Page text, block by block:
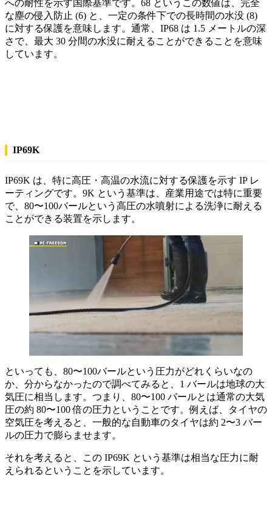
への耐性を示す国際基準です。68 というこの数値は、完全
な塵の侵入防止 (6) と、一定の条件下での長時間の水没 (8)
に対する保護を意味します。通常、IP68 は 1.5 メートルの深
さで、最大 30 分間の水没に耐えることができることを意味
しています。
IP69K
IP69K は、特に高圧・高温の水流に対する保護を示す IP レ
ーティングです。9K という基準は、産業用途では特に重要
で、80〜100バールという高圧の水噴射による洗浄に耐える
ことができる装置を示します。
といっても、80〜100バールという圧力がどれくらいなの
か、分からなかったので調べてみると、1 バールは地球の大
気圧に相当します。つまり、80〜100 バールとは通常の大気
圧の約 80〜100 倍の圧力ということです。例えば、タイヤの
空気圧を考えると、一般的な自動車のタイヤは約 2〜3 バー
ルの圧力で膨らませます。
それを考えると、この IP69K という基準は相当な圧力に耐
えられるということを示しています。